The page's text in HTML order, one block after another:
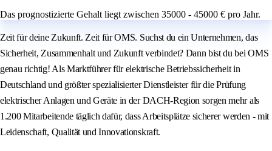
Das prognostizierte Gehalt liegt zwischen 35000 - 45000 € pro Jahr.
Zeit für deine Zukunft. Zeit für OMS. Suchst du ein Unternehmen, das
Sicherheit, Zusammenhalt und Zukunft verbindet? Dann bist du bei OMS
genau richtig! Als Marktführer für elektrische Betriebssicherheit in
Deutschland und größter spezialisierter Dienstleister für die Prüfung
elektrischer Anlagen und Geräte in der DACH-Region sorgen mehr als
1.200 Mitarbeitende täglich dafür, dass Arbeitsplätze sicherer werden - mit
Leidenschaft, Qualität und Innovationskraft.